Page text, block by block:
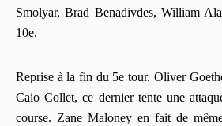
Smolyar, Brad Benadivdes, William
10e.
Reprise à la fin du 5e tour. Oliver
Caio Collet, ce dernier tente une
course. Zane Maloney en fait de